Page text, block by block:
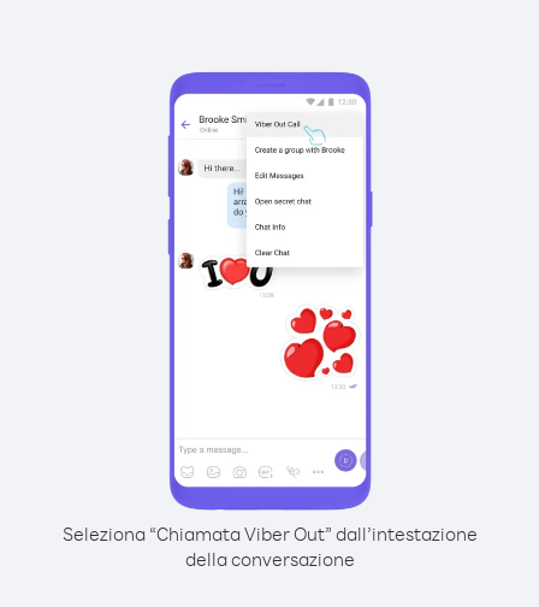
Seleziona “Chiamata Viber Out” dall’intestazione
della conversazione